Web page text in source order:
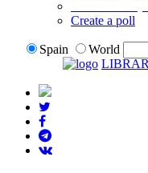
Create a poll
Spain
World